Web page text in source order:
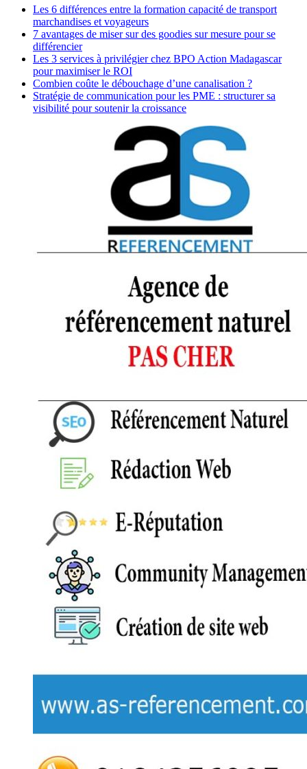
Les 6 différences entre la formation capacité de transport
marchandises et voyageurs
7 avantages de miser sur des goodies sur mesure pour se
différencier
Les 3 services à privilégier chez BPO Action Madagascar
pour maximiser le ROI
Combien coûte le débouchage d’une canalisation ?
Stratégie de communication pour les PME : structurer sa
visibilité pour soutenir la croissance